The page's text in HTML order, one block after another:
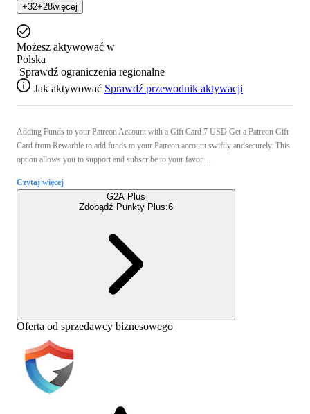
+32+28więcej
Możesz aktywować w
Polska
Sprawdź ograniczenia regionalne
Jak aktywować Sprawdź przewodnik aktywacji
Adding Funds to your Patreon Account with a Gift Card 7 USD Get a Patreon Gift
Card from Rewarble to add funds to your Patreon account swiftly andsecurely. This
option allows you to support and subscribe to your favor ...
Czytaj więcej
G2A Plus
Zdobądź Punkty Plus:6
Oferta od sprzedawcy biznesowego